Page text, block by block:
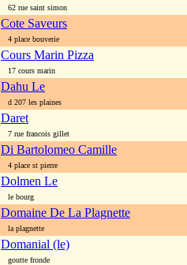
62 rue saint simon
Cote Saveurs
4 place bouverie
Cours Marin Pizza
17 cours marin
Dahu Le
d 207 les plaines
Daret
7 rue francois gillet
Di Bartolomeo Camille
4 place st pierre
Dolmen Le
le bourg
Domaine De La Plagnette
la plagnette
Domanial (le)
goutte fronde